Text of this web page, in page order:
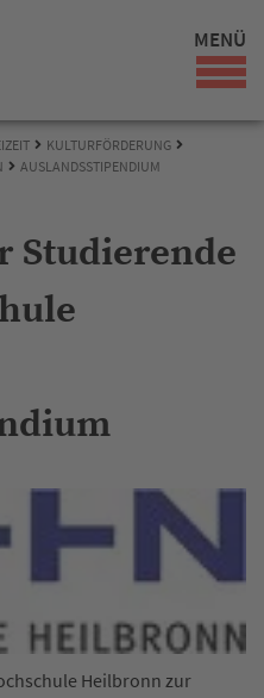
MENÜ
KULTURFÖRDERUNG
AUSLANDSSTIPENDIUM
Studierende
Heilbronn zur